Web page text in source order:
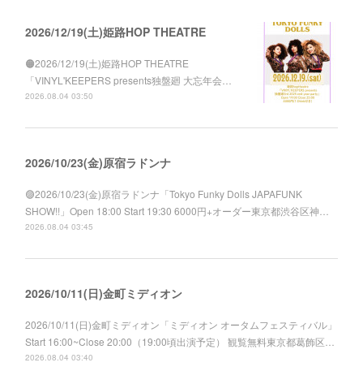
2026/12/19(土)姫路HOP THEATRE
🟠2026/12/19(土)姫路HOP THEATRE
「VINYL'KEEPERS presents独盤廻 大忘年会…
2026.08.04 03:50
2026/10/23(金)原宿ラドンナ
🟣2026/10/23(金)原宿ラドンナ「Tokyo Funky Dolls JAPAFUNK
SHOW!!」Open 18:00 Start 19:30 6000円+オーダー東京都渋谷区神…
2026.08.04 03:45
2026/10/11(日)金町ミディオン
2026/10/11(日)金町ミディオン「ミディオン オータムフェスティバル」
Start 16:00~Close 20:00（19:00頃出演予定） 観覧無料東京都葛飾区…
2026.08.04 03:40